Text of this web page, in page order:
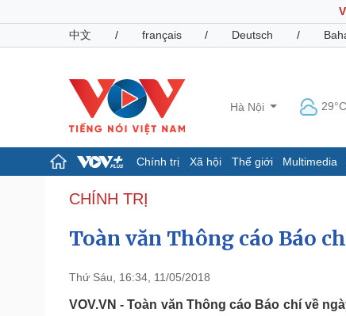
中文
/ français / Deutsch /
Hà Nội 29°C
Chính trị Xã hội Thế giới Multimedia
Chính trị
Tổ chức nhân sự
Quốc hội
Dự báo thời tiết
Giáo dục
Biển đảo
CHÍNH TRỊ
Toàn văn Thông cáo Báo
Thứ Sáu, 16:34, 11/05/2018
VOV.VN - Toàn văn Thông cáo Báo chí về